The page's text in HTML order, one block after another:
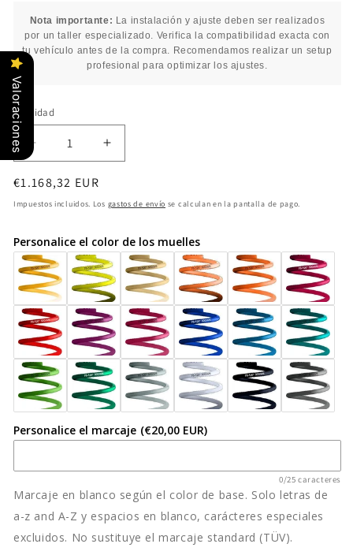
Nota importante: La instalación y ajuste deben ser realizados
por un taller especializado. Verifica la compatibilidad exacta con
tu vehículo antes de la compra. Recomendamos realizar un setup
profesional para optimizar los ajustes.
Cantidad
Cantidad
Reducir
cantidad
para
Coilover
1821000A
AUDI
A6
4G
Aumentar
cantidad
Coilover
1821000A
AUDI
A6
4G
Precio
habitual
€1.168,32 EUR
Impuestos incluidos. Los gastos de envío se calculan en la pantalla de pago.
Personalice el color de los muelles
Personalice el marcaje (€20,00 EUR)
0/25 caracteres
Marcaje en blanco según el color de base. Solo letras de
a-z and A-Z y espacios en blanco, carácteres especiales
excluidos. No sustituye el marcaje standard (TÜV).
Valoraciones